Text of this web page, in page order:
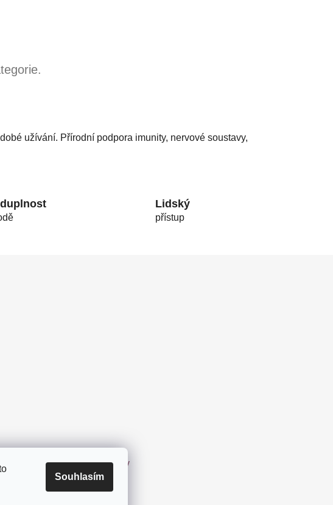
Souhlasím
užívání. Přírodní podpora imunity, nervové soustavy,
Lidský
přístup
osobních údajů Značky